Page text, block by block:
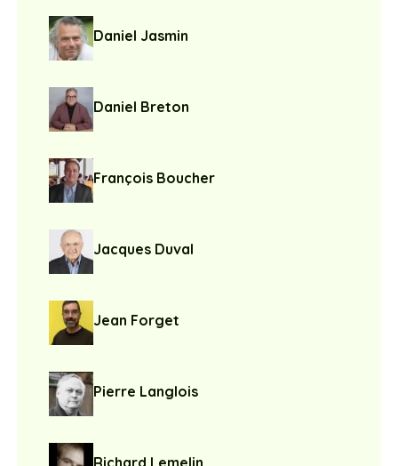
Daniel Jasmin
Daniel Breton
François Boucher
Jacques Duval
Jean Forget
Pierre Langlois